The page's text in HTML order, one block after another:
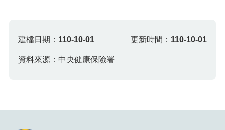
建檔日期： 110-10-01 更新時間： 110-10-01
資料來源：中央健康保險署